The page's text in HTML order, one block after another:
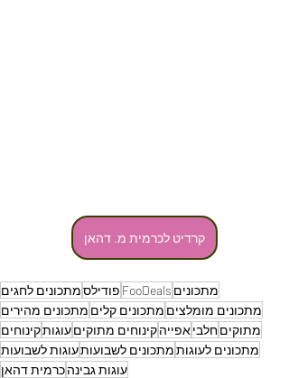
קרדיט לכרמית מ. דהאן
מתכונים FooDeals פודילסמתכונים לחגים
מתכונים מומלצים מתכונים קלים מתכונים מהירים
מתוקיםחלביאפייהקינוחים מתוקיםעוגותקינוחים
מתכונים לעוגותמתכונים לשבועותעוגות לשבועות
עוגות גבינהכרמית דהאן